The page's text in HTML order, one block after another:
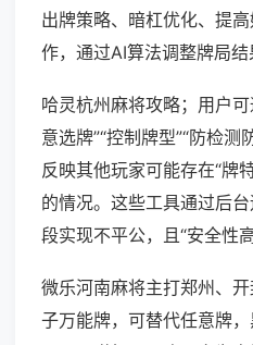
出牌策略、暗杠优化、提
作，通过AI算法调整牌局结
哈灵杭州麻将攻略；用户
意选牌”“控制牌型”“防检
反映其他玩家可能存在“牌
的情况。这些工具通过后
段实现不平公，且“安全性高
微乐河南麻将主打郑州、
子万能牌，可替代任意牌